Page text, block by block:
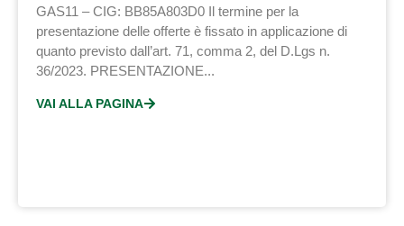
GAS11 – CIG: BB85A803D0 Il termine per la
presentazione delle offerte è fissato in applicazione di
quanto previsto dall’art. 71, comma 2, del D.Lgs n.
36/2023. PRESENTAZIONE...
VAI ALLA PAGINA